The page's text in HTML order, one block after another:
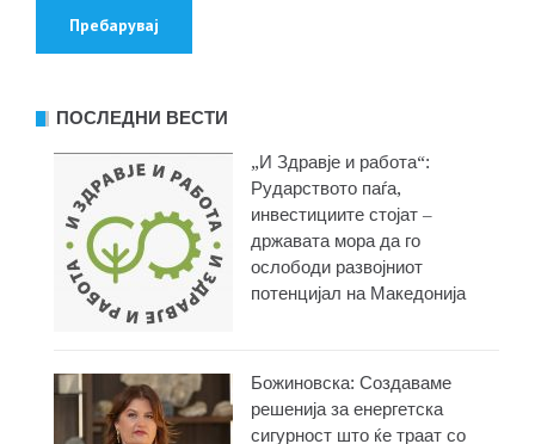
ПОСЛЕДНИ ВЕСТИ
„И Здравје и работа“:
Рударството паѓа,
инвестициите стојат –
државата мора да го
ослободи развојниот
потенцијал на Македонија
Божиновска: Создаваме
решенија за енергетска
сигурност што ќе траат со